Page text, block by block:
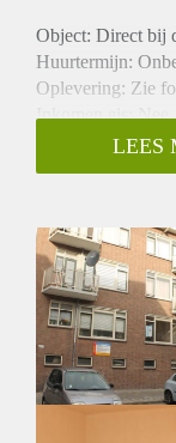
Object: Direct bij
Huurtermijn:
Oplevering: Zie
Inkomen eis: Nee
Garantiestelling
Borg: 1 Maand
Huisdieren
Huurtoeslag
Geschikt voor
LEES